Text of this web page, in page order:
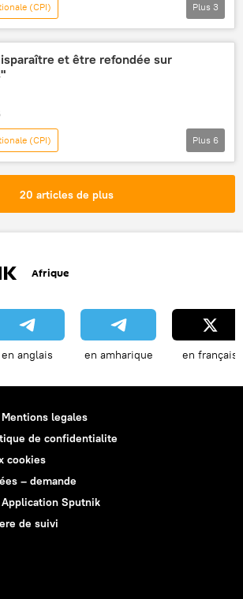
(CPI)
Opinion
Plus 3
et être refondée sur
(CPI)
Opinion
mandat d'arrêt
Plus 6
20 articles de plus
Afrique
en anglais en amharique en français
Mentions legales
de confidentialite
cookies
– demande
Application Sputnik
de suivi